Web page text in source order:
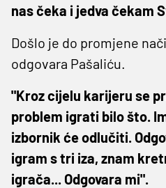
nas čeka i jedva čekam
Došlo je do promjene
odgovara Pašaliću.
"Kroz cijelu karijeru se
problem igrati bilo što.
izbornik će odlučiti.
igram s tri iza, znam
igrača... Odgovara mi".